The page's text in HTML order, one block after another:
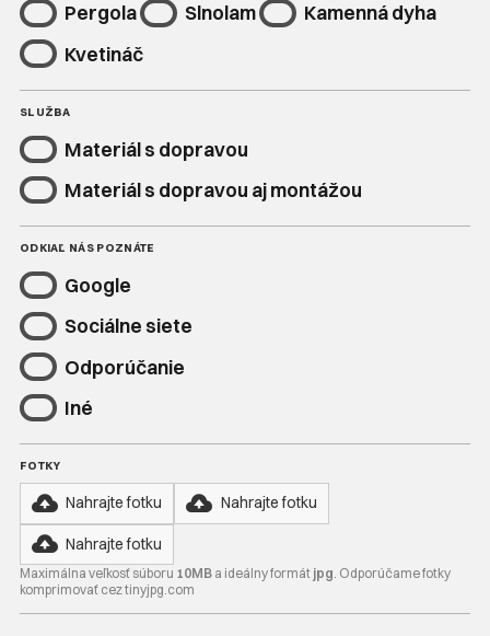
Pergola
Slnolam
Kamenná dyha
Kvetináč
SLUŽBA
Materiál s dopravou
Materiál s dopravou aj montážou
ODKIAĽ NÁS POZNÁTE
Google
Sociálne siete
Odporúčanie
Iné
FOTKY
Nahrajte fotku Nahrajte fotku
Nahrajte fotku
Maximálna veľkosť súboru 10MBa ideálny formát jpg. Odporúčame fotky
komprimovať cez tinyjpg.com